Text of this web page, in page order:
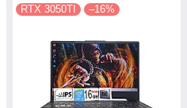
RTX 3050TI –16%